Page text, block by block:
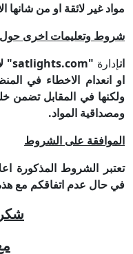
مواد غير لائقة او من شانها
شروط وتعليمات اخرى حول
انإدارة "
satlights.com
"
او انعدام الاخطاء في
ولكنها في المقابل تضمن
ومصداقية المواد.
الموافقة على الشروط
تعتبر الشروط المذكورة
في حال عدم اتفاقكم مع